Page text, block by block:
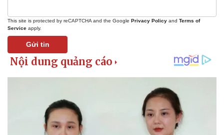
This site is protected by reCAPTCHA and the Google Privacy Policy and Terms of
Service apply.
Gửi tin